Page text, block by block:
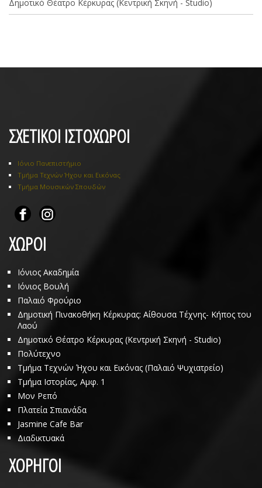
Δημοτικό Θέατρο Κέρκυρας (Κεντρική Σκηνή - Studio)
ΣΧΕΤΙΚΟΙ ΙΣΤΟΧΩΡΟΙ
Ιόνιο Πανεπιστήμιο
Τμήμα Τεχνών Ήχου και Εικόνας
Τμήμα Μουσικών Σπουδών
ΧΩΡΟΙ
Ιόνιος Ακαδημία
Ιόνιος Βουλή
Παλαιό Φρούριο
Δημοτική Πινακοθήκη Κέρκυρας: Αίθουσα Τέχνης- Κήπος του
Λαού
Δημοτικό Θέατρο Κέρκυρας (Κεντρική Σκηνή - Studio)
Πολύτεχνο
Τμήμα Τεχνών Ήχου και Εικόνας (Παλαιό Ψυχιατρείο)
Τμήμα Ιστορίας, Αμφ. 1
Μον Ρεπό
Πλατεία Σπιανάδα
Jasmine Cafe Bar
Διαδικτυακά
ΧΟΡΗΓΟΙ